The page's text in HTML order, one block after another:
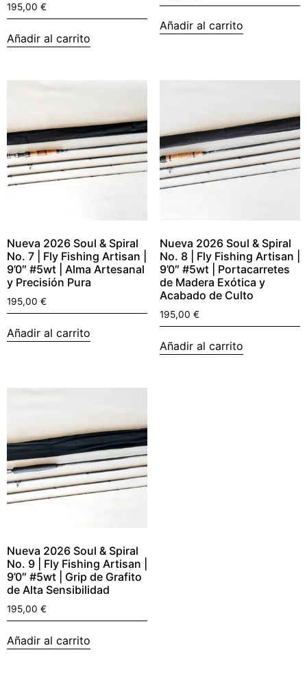
195,00 €
Añadir al carrito
Añadir al carrito
Nueva 2026 Soul & Spiral
No. 7 | Fly Fishing Artisan |
9’0″ #5wt | Alma Artesanal
y Precisión Pura
195,00 €
Añadir al carrito
Nueva 2026 Soul & Spiral
No. 8 | Fly Fishing Artisan |
9’0″ #5wt | Portacarretes
de Madera Exótica y
Acabado de Culto
195,00 €
Añadir al carrito
Nueva 2026 Soul & Spiral
No. 9 | Fly Fishing Artisan |
9’0″ #5wt | Grip de Grafito
de Alta Sensibilidad
195,00 €
Añadir al carrito